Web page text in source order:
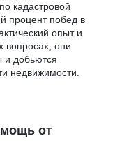
кадастровой
процент побед в
опыт и
вопросах, они
и добьются
недвижимости.
от